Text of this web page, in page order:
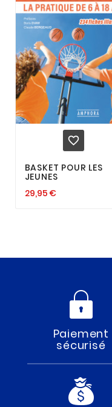

BASKET POUR LES
JEUNES
29,95 €
Paiement
sécurisé